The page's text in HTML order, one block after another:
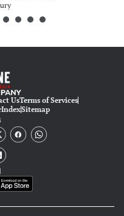
UsTerms of Services
IndexSitemap